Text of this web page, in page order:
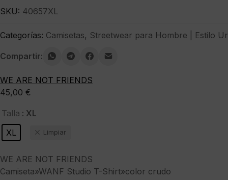
45,00 €
Talla : XL
XL
Limpiar
WE ARE NOT FRIENDS
Camiseta»WANF Studio T-Shirt»color crudo
SKU: 40657XL
Categorías: Camisetas, Streetwear para Hombre | Estilo
Compartir:
WE ARE NOT FRIENDS